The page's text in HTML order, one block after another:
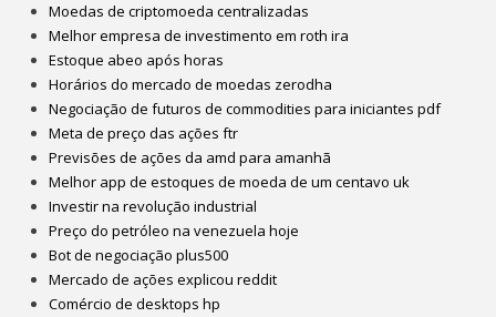
Moedas de criptomoeda centralizadas
Melhor empresa de investimento em roth ira
Estoque abeo após horas
Horários do mercado de moedas zerodha
Negociação de futuros de commodities para iniciantes pdf
Meta de preço das ações ftr
Previsões de ações da amd para amanhã
Melhor app de estoques de moeda de um centavo uk
Investir na revolução industrial
Preço do petróleo na venezuela hoje
Bot de negociação plus500
Mercado de ações explicou reddit
Comércio de desktops hp